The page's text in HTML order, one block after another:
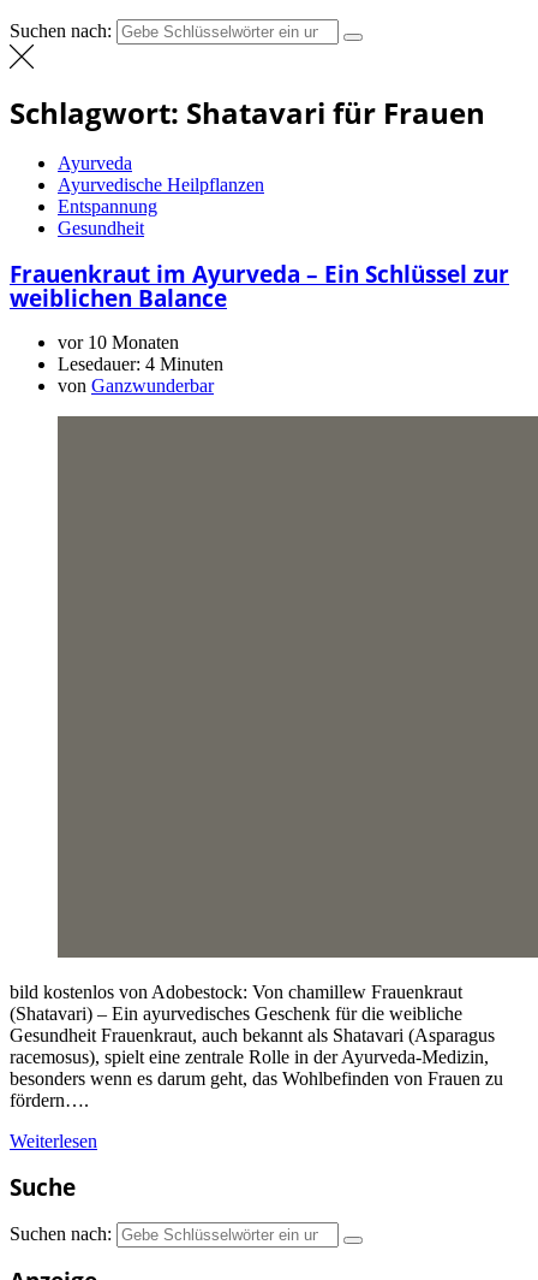
Suchen nach:
Schlagwort: Shatavari für Frauen
Ayurveda
Ayurvedische Heilpflanzen
Entspannung
Gesundheit
Frauenkraut im Ayurveda – Ein Schlüssel zur
weiblichen Balance
vor 10 Monaten
Lesedauer: 4 Minuten
von Ganzwunderbar
bild kostenlos von Adobestock: Von chamillew Frauenkraut
(Shatavari) – Ein ayurvedisches Geschenk für die weibliche
Gesundheit Frauenkraut, auch bekannt als Shatavari (Asparagus
racemosus), spielt eine zentrale Rolle in der Ayurveda-Medizin,
besonders wenn es darum geht, das Wohlbefinden von Frauen zu
fördern….
Weiterlesen
Suche
Suchen nach: